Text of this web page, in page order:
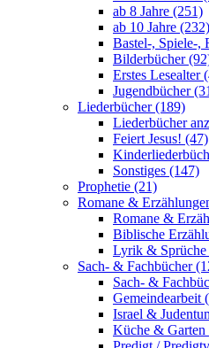
ab 8 Jahre (251)
ab 10 Jahre (232)
Bastel-, Spiele-,
Bilderbücher
Erstes Lesealter
Jugendbücher
Liederbücher (189)
Liederbücher
Feiert Jesus! (47)
Sonstiges (147)
Prophetie (21)
Romane &
Romane &
Biblische
Lyrik & Sprüche
Sach- & Fachbücher
Sach- &
Gemeindearbeit
Israel &
Küche & Garten